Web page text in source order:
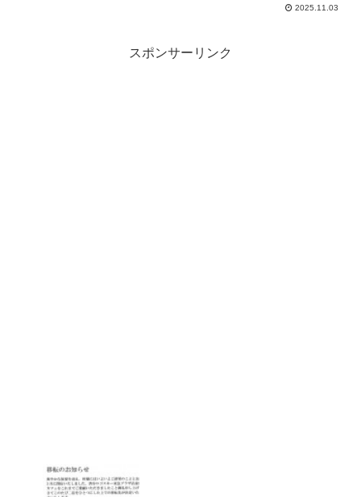
2025.11.03
スポンサーリンク